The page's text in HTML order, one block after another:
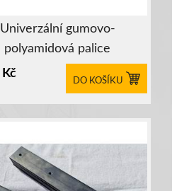
Univerzální gumovo-
polyamidová palice
Kč
DO KOŠÍKU